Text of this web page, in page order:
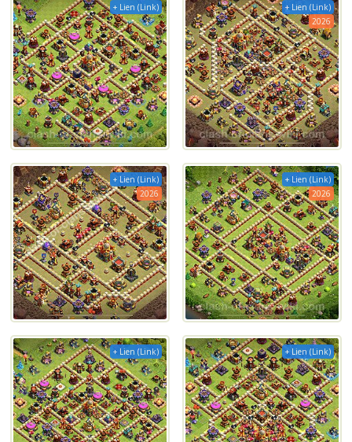
+ Lien (Link)
+ Lien (Link)
2026
+ Lien (Link)
2026
+ Lien (Link)
2026
+ Lien (Link) + Lien (Link)